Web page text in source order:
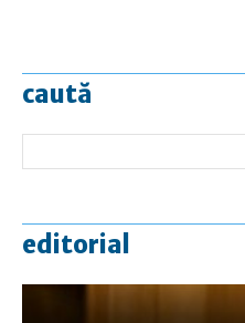
caută
editorial